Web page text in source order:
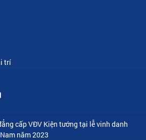
trí
cấp VĐV Kiện tướng tại lễ vinh danh
năm 2023